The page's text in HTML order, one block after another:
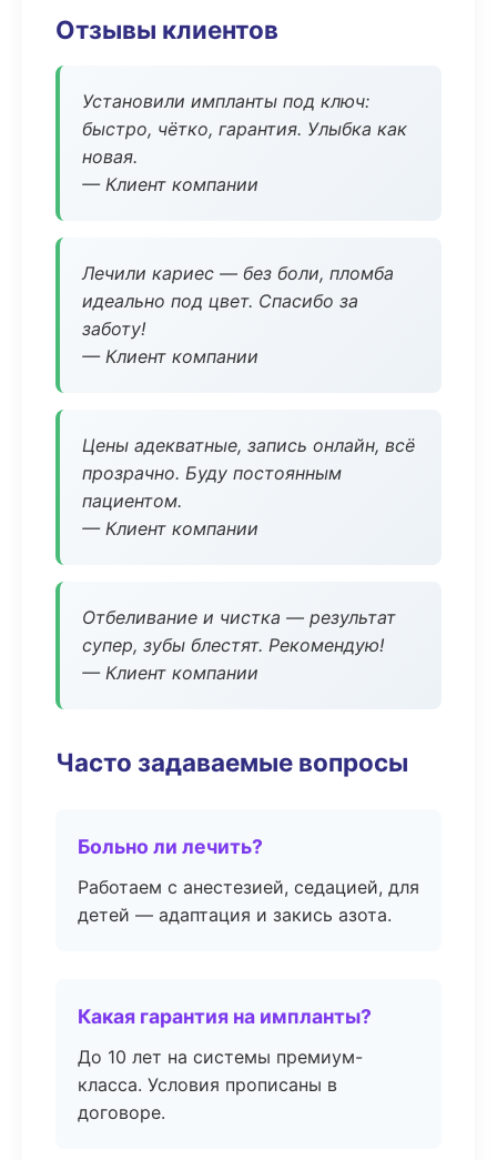
Отзывы клиентов
Установили импланты под ключ:
быстро, чётко, гарантия. Улыбка как
новая.
— Клиент компании
Лечили кариес — без боли, пломба
идеально под цвет. Спасибо за
заботу!
— Клиент компании
Цены адекватные, запись онлайн, всё
прозрачно. Буду постоянным
пациентом.
— Клиент компании
Отбеливание и чистка — результат
супер, зубы блестят. Рекомендую!
— Клиент компании
Часто задаваемые вопросы
Больно ли лечить?
Работаем с анестезией, седацией, для
детей — адаптация и закись азота.
Какая гарантия на импланты?
До 10 лет на системы премиум-
класса. Условия прописаны в
договоре.